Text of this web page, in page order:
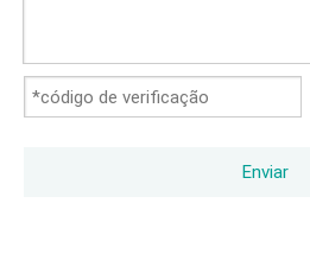
Enviar